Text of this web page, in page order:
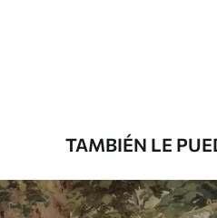
Vinilo Premium
1266.67$760.00/m²
TAMBIÉN LE